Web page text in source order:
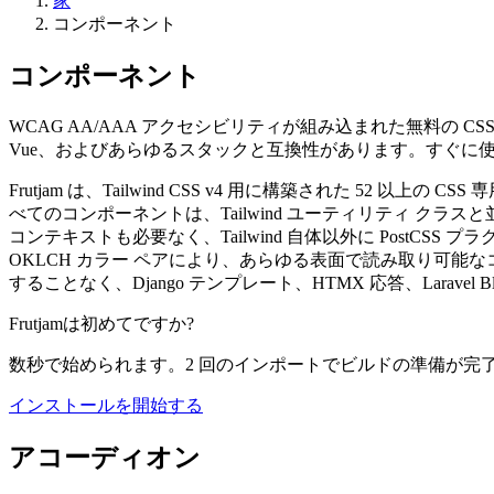
コンポーネント
コンポーネント
WCAG AA/AAA アクセシビリティが組み込まれた無料の
Vue、およびあらゆるスタックと互換性があります。すぐに
Frutjam は、Tailwind CSS v4 用に構築された 52 以上の CSS
べてのコンポーネントは、Tailwind ユーティリティ クラス
コンテキストも必要なく、Tailwind 自体以外に PostCSS プ
OKLCH カラー ペアにより、あらゆる表面で読み取り可能
することなく、Django テンプレート、HTMX 応答、Laravel
Frutjamは初めてですか?
数秒で始められます。2 回のインポートでビルドの準備が完
インストールを開始する
アコーディオン